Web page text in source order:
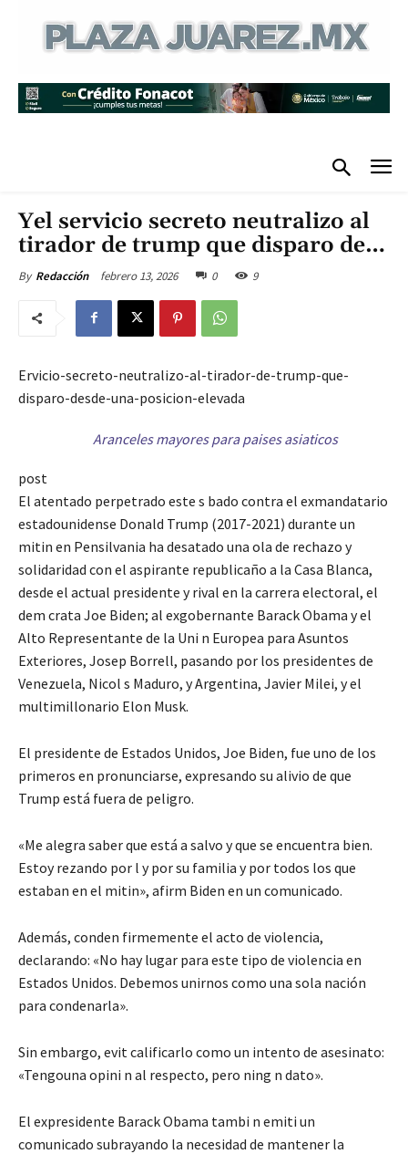
Yel servicio secreto neutralizo al
tirador de trump que disparo de…
By Redacción febrero 13, 2026 0 9
Ervicio-secreto-neutralizo-al-tirador-de-trump-que-
disparo-desde-una-posicion-elevada
Aranceles mayores para paises asiaticos
post
El atentado perpetrado este s bado contra el exmandatario
estadounidense Donald Trump (2017-2021) durante un
mitin en Pensilvania ha desatado una ola de rechazo y
solidaridad con el aspirante republicaño a la Casa Blanca,
desde el actual presidente y rival en la carrera electoral, el
dem crata Joe Biden; al exgobernante Barack Obama y el
Alto Representante de la Uni n Europea para Asuntos
Exteriores, Josep Borrell, pasando por los presidentes de
Venezuela, Nicol s Maduro, y Argentina, Javier Milei, y el
multimillonario Elon Musk.
El presidente de Estados Unidos, Joe Biden, fue uno de los
primeros en pronunciarse, expresando su alivio de que
Trump está fuera de peligro.
«Me alegra saber que está a salvo y que se encuentra bien.
Estoy rezando por l y por su familia y por todos los que
estaban en el mitin», afirm Biden en un comunicado.
Además, conden firmemente el acto de violencia,
declarando: «No hay lugar para este tipo de violencia en
Estados Unidos. Debemos unirnos como una sola nación
para condenarla».
Sin embargo, evit calificarlo como un intento de asesinato:
«Tengouna opini n al respecto, pero ning n dato».
El expresidente Barack Obama tambi n emiti un
comunicado subrayando la necesidad de mantener la